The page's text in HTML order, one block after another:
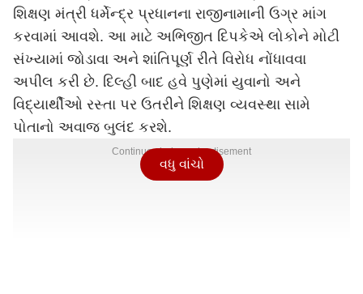
શિક્ષણ મંત્રી ધર્મેન્દ્ર પ્રધાનના રાજીનામાની ઉગ્ર માંગ
કરવામાં આવશે. આ માટે અભિજીત દિપકેએ લોકોને મોટી
સંખ્યામાં જોડાવા અને શાંતિપૂર્ણ રીતે વિરોધ નોંધાવવા
અપીલ કરી છે. દિલ્હી બાદ હવે પુણેમાં યુવાનો અને
વિદ્યાર્થીઓ રસ્તા પર ઉતરીને શિક્ષણ વ્યવસ્થા સામે
પોતાનો અવાજ બુલંદ કરશે.
Continues below advertisement
વધુ વાંચો